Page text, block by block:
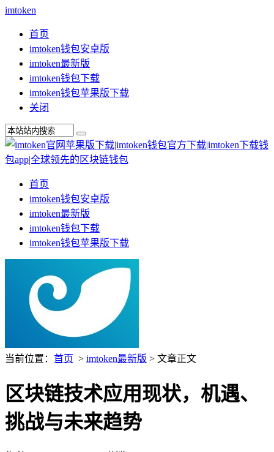
imtoken
首页
imtoken钱包安卓版
imtoken最新版
imtoken钱包下载
imtoken钱包苹果版下载
关闭
首页
imtoken钱包安卓版
imtoken最新版
imtoken钱包下载
imtoken钱包苹果版下载
当前位置： 首页 > imtoken最新版 > 文章正文
区块链技术应用现状，机遇、
挑战与未来趋势